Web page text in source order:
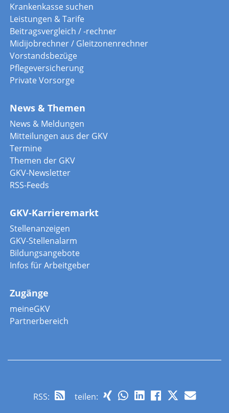
Krankenkasse suchen
Leistungen & Tarife
Beitragsvergleich / -rechner
Midijobrechner / Gleitzonenrechner
Vorstandsbezüge
Pflegeversicherung
Private Vorsorge
News & Themen
News & Meldungen
Mitteilungen aus der GKV
Termine
Themen der GKV
GKV-Newsletter
RSS-Feeds
GKV-Karrieremarkt
Stellenanzeigen
GKV-Stellenalarm
Bildungsangebote
Infos für Arbeitgeber
Zugänge
meineGKV
Partnerbereich
RSS: teilen: